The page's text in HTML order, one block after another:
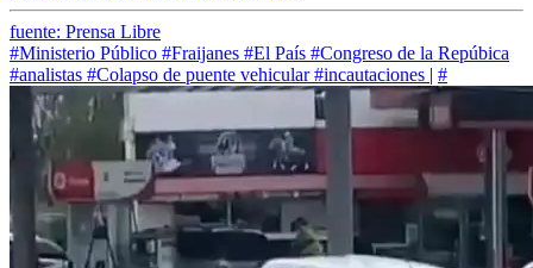
fuente: Prensa Libre
#Ministerio Público #Fraijanes #El País #Congreso de la Repúbica
#analistas #Colapso de puente vehicular #incautaciones | #